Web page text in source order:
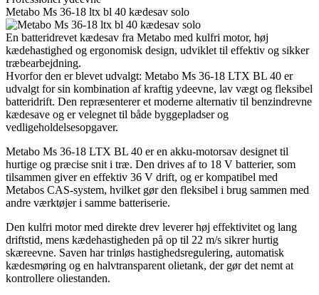
Metabo Ms 36-18 ltx bl 40 kædesav solo
En batteridrevet kædesav fra Metabo med kulfri motor, høj
kædehastighed og ergonomisk design, udviklet til effektiv og sikker
træbearbejdning.
Hvorfor den er blevet udvalgt: Metabo Ms 36-18 LTX BL 40 er
udvalgt for sin kombination af kraftig ydeevne, lav vægt og fleksibel
batteridrift. Den repræsenterer et moderne alternativ til benzindrevne
kædesave og er velegnet til både byggepladser og
vedligeholdelsesopgaver.
Metabo Ms 36-18 LTX BL 40 er en akku-motorsav designet til
hurtige og præcise snit i træ. Den drives af to 18 V batterier, som
tilsammen giver en effektiv 36 V drift, og er kompatibel med
Metabos CAS-system, hvilket gør den fleksibel i brug sammen med
andre værktøjer i samme batteriserie.
Den kulfri motor med direkte drev leverer høj effektivitet og lang
driftstid, mens kædehastigheden på op til 22 m/s sikrer hurtig
skæreevne. Saven har trinløs hastighedsregulering, automatisk
kædesmøring og en halvtransparent olietank, der gør det nemt at
kontrollere oliestanden.